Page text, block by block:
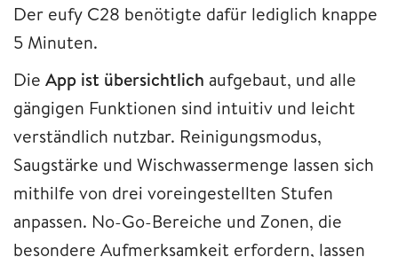
Der eufy C28 benötigte dafür lediglich knappe
5 Minuten.
Die App ist übersichtlich aufgebaut, und alle
gängigen Funktionen sind intuitiv und leicht
verständlich nutzbar. Reinigungsmodus,
Saugstärke und Wischwassermenge lassen sich
mithilfe von drei voreingestellten Stufen
anpassen. No-Go-Bereiche und Zonen, die
besondere Aufmerksamkeit erfordern, lassen